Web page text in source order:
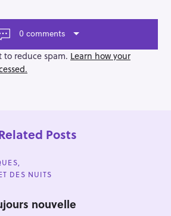
0 comments
to reduce spam. Learn how your
Posts
DES NUITS
nouvelle